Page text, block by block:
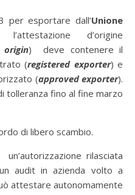
per esportare dall’Unione
d’origine
) deve contenere il
(registered exporter) e
(approved exporter).
tolleranza fino al fine marzo
di libero scambio.
rilasciata
audit in azienda volto a
attestare autonomamente